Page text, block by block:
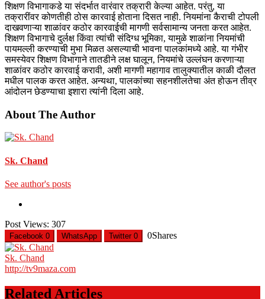
शिक्षण विभागाकडे या संदर्भात वारंवार तक्रारी केल्या आहेत. परंतु, या
तक्रारींवर कोणतीही ठोस कारवाई होताना दिसत नाही. नियमांना कैराची टोपली
दाखवणाऱ्या शाळांवर कठोर कारवाईची मागणी सर्वसामान्य जनता करत आहेत.
शिक्षण विभागाचे दुर्लक्ष किंवा त्यांची संदिग्ध भूमिका, यामुळे शाळांना नियमांची
पायमल्ली करण्याची मुभा मिळत असल्याची भावना पालकांमध्ये आहे. या गंभीर
समस्येवर शिक्षण विभागाने तातडीने लक्ष घालून, नियमांचे उल्लंघन करणाऱ्या
शाळांवर कठोर कारवाई करावी, अशी मागणी महागाव तालुक्यातील काळी दौलत
मधील पालक करत आहेत. अन्यथा, पालकांच्या सहनशीलतेचा अंत होऊन तीव्र
आंदोलन छेडण्याचा इशारा त्यांनी दिला आहे.
About The Author
Sk. Chand
See author's posts
Post Views: 307
Facebook 0 WhatsApp Twitter 0 0Shares
Sk. Chand
http://tv9maza.com
Related Articles